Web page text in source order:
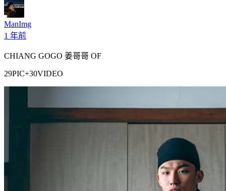
ManImg
1 年前
CHIANG GOGO 姜哥哥 OF
29PIC+30VIDEO